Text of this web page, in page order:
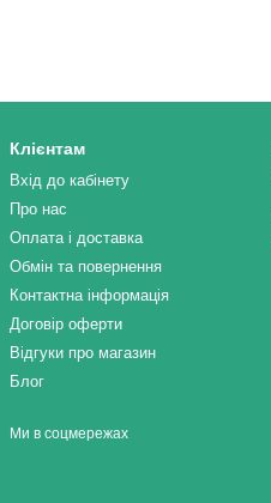
Клієнтам
Вхід до кабінету
Про нас
Оплата і доставка
Обмін та повернення
Контактна інформація
Договір оферти
Відгуки про магазин
Блог
Ми в соцмережах